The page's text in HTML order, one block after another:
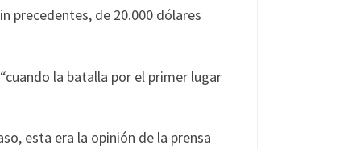
precedentes, de 20.000 dólares
la batalla por el primer lugar
esta era la opinión de la prensa